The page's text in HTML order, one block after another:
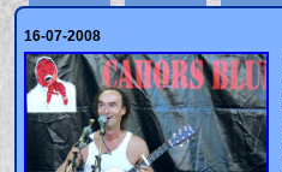
16-07-2008